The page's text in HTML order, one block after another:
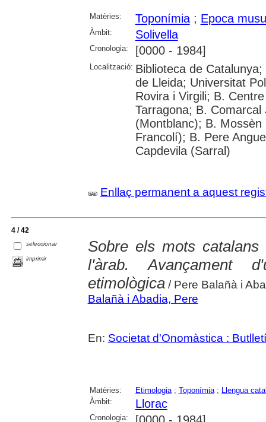
Matèries: Toponímia; Epoca
Àmbit: Solivella
Cronologia: [0000 - 1984]
Localització: Biblioteca de
de Lleida; Universitat
Rovira i Virgili; B.
Tarragona; B.
(Montblanc); B.
Francolí); B. Pere
Capdevila (Sarral)
Enllaç permanent a aquest
4 / 42
seleccionar
imprimir
Sobre els mots
l'àrab. Avançament
etimològica/ Pere Balañà i
Balañà i Abadia, Pere
En: Societat d'Onomàstica :
Matèries: Etimologia; Toponímia; Llengua
Àmbit:
Llorac
Cronologia: